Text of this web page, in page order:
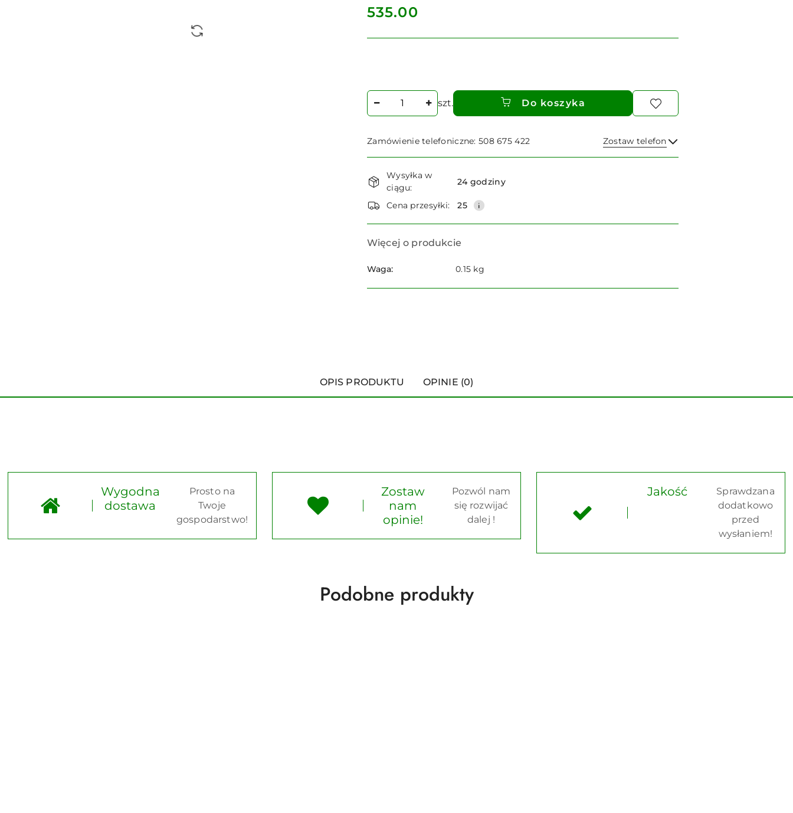
cena:
535.00
Ilość
szt. Do koszyka
Zamówienie telefoniczne: 508 675 422 Zostaw telefon
Wyślij
Dostępność
i
dostawa
Wysyłka w
ciągu:
24 godziny
Cena przesyłki: 25
Więcej o produkcie
Waga: 0.15 kg
OPIS PRODUKTU OPINIE (0)
Wygodna
dostawa
Prosto na
Twoje
gospodarstwo!
Zostaw
nam
opinie!
Pozwól nam
się rozwijać
dalej !
Jakość
Sprawdzana
dodatkowo
przed
wysłaniem!
Produkty
Podobne produkty